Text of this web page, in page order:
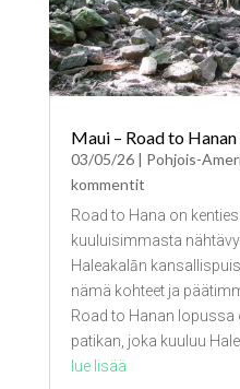
Maui – Road to
03/05/26| Pohjois-
kommentit
Road to Hana on
kuuluisimmasta
Haleakalān
nämä kohteet ja
Road to Hanan lopussa
patikan, joka kuuluu
lue lisää